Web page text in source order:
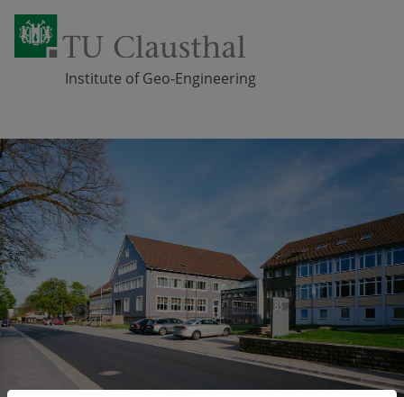
Zum Inhalt springen
Institute of Geo-Engineering